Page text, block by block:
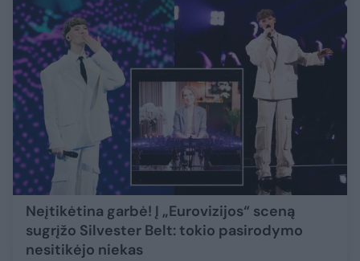
Neįtikėtina garbė! Į „Eurovizijos“ sceną
sugrįžo Silvester Belt: tokio pasirodymo
nesitikėjo niekas